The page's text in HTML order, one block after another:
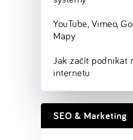
YouTube, Vimeo,
Mapy
Jak začít podnikat
internetu
SEO & Marketing